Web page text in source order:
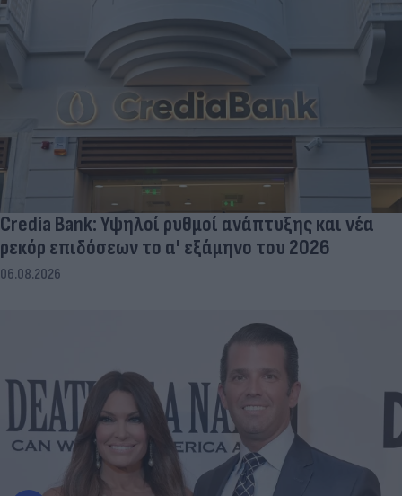
Credia Bank: Υψηλοί ρυθμοί ανάπτυξης και νέα
ρεκόρ επιδόσεων το α' εξάμηνο του 2026
06.08.2026